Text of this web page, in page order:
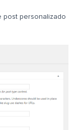
post personalizado